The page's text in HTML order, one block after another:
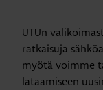
UTUn
ratkaisuja
myötä voimme
lataamiseen